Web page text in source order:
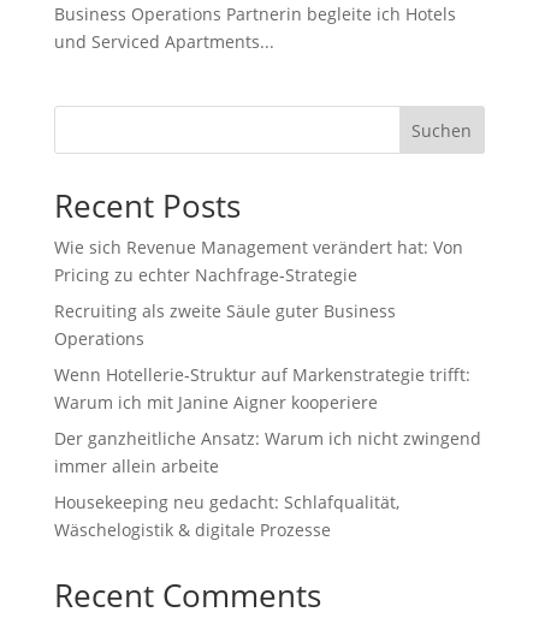
Business Operations Partnerin begleite ich Hotels
und Serviced Apartments...
Suchen
Recent Posts
Wie sich Revenue Management verändert hat: Von
Pricing zu echter Nachfrage‑Strategie
Recruiting als zweite Säule guter Business
Operations
Wenn Hotellerie‑Struktur auf Markenstrategie trifft:
Warum ich mit Janine Aigner kooperiere
Der ganzheitliche Ansatz: Warum ich nicht zwingend
immer allein arbeite
Housekeeping neu gedacht: Schlafqualität,
Wäschelogistik & digitale Prozesse
Recent Comments